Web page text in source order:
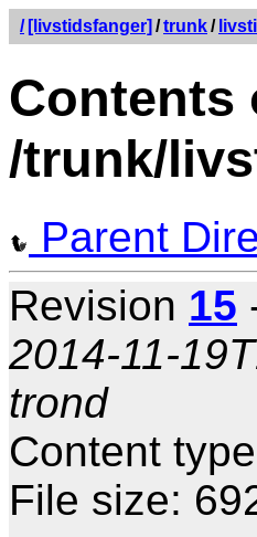
/ [livstidsfanger] /trunk/
Contents
/trunk/
Parent
Revision 15
2014-11-
trond
Content
File size: